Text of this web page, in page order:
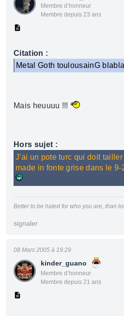
Membre d’honneur
Membre depuis 23 ans
Citation :
Metal Goth toulousainG
Mais heuuuu !!!
Hors sujet :
J'ai un pote turc qui doit
made in fonte grise dans le
Better to be hated for who you are, than
signaler
kinder_guano
Membre d’honneur
Membre depuis 21 ans
08 Mars 2005 à 19:29